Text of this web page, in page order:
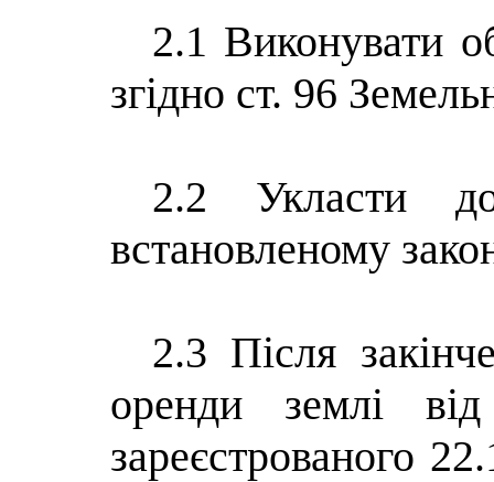
2.1 Виконувати
згідно ст. 96
2.2 Укласти
встановленому
2.3 Після
оренди землі
зареєстрованого